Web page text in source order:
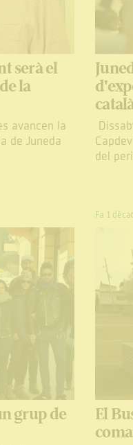
serà el
la
avancen la
de Juneda
del
grup de
Fa 1
El